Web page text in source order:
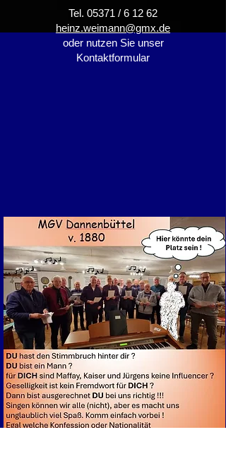
Tel. 05371 /​ 6 12 62
heinz.weimann@gmx.de
oder nutzen Sie unser
Kontaktformular